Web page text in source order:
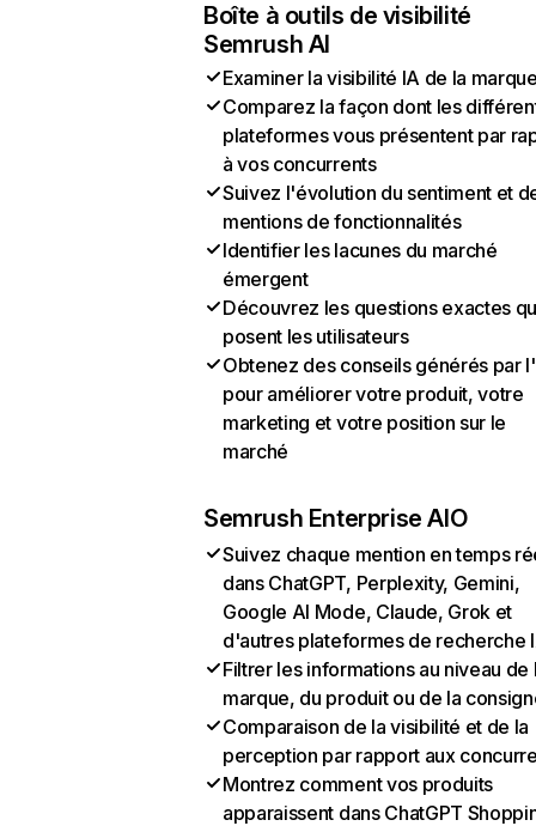
Boîte à outils de visibilité
Semrush AI
Examiner la visibilité IA de la
Comparez la façon dont les
plateformes vous présentent par
à vos concurrents
Suivez l'évolution du sentiment et
mentions de fonctionnalités
Identifier les lacunes du marché
émergent
Découvrez les questions exactes
posent les utilisateurs
Obtenez des conseils générés par
pour améliorer votre produit, votre
marketing et votre position sur le
marché
Semrush Enterprise AIO
Suivez chaque mention en temps
dans ChatGPT, Perplexity, Gemini,
Google AI Mode, Claude, Grok et
d'autres plateformes de recherche
Filtrer les informations au niveau de
marque, du produit ou de la
Comparaison de la visibilité et de la
perception par rapport aux
Montrez comment vos produits
apparaissent dans ChatGPT